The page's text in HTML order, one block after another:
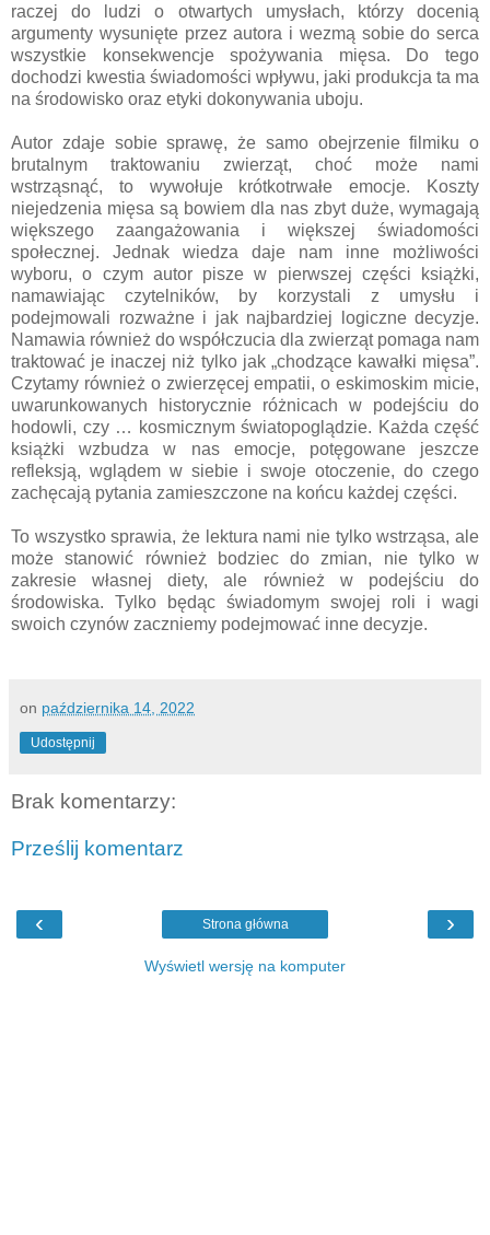
raczej do ludzi o otwartych umysłach, którzy docenią
argumenty wysunięte przez autora i wezmą sobie do serca
wszystkie konsekwencje spożywania mięsa. Do tego
dochodzi kwestia świadomości wpływu, jaki produkcja ta ma
na środowisko oraz etyki dokonywania uboju.
Autor zdaje sobie sprawę, że samo obejrzenie filmiku o
brutalnym traktowaniu zwierząt, choć może nami
wstrząsnąć, to wywołuje krótkotrwałe emocje. Koszty
niejedzenia mięsa są bowiem dla nas zbyt duże, wymagają
większego zaangażowania i większej świadomości
społecznej. Jednak wiedza daje nam inne możliwości
wyboru, o czym autor pisze w pierwszej części książki,
namawiając czytelników, by korzystali z umysłu i
podejmowali rozważne i jak najbardziej logiczne decyzje.
Namawia również do współczucia dla zwierząt pomaga nam
traktować je inaczej niż tylko jak „chodzące kawałki mięsa”.
Czytamy również o zwierzęcej empatii, o eskimoskim micie,
uwarunkowanych historycznie różnicach w podejściu do
hodowli, czy … kosmicznym światopoglądzie. Każda część
książki wzbudza w nas emocje, potęgowane jeszcze
refleksją, wglądem w siebie i swoje otoczenie, do czego
zachęcają pytania zamieszczone na końcu każdej części.
To wszystko sprawia, że lektura nami nie tylko wstrząsa, ale
może stanowić również bodziec do zmian, nie tylko w
zakresie własnej diety, ale również w podejściu do
środowiska. Tylko będąc świadomym swojej roli i wagi
swoich czynów zaczniemy podejmować inne decyzje.
on października 14, 2022
Udostępnij
Brak komentarzy:
Prześlij komentarz
‹ ›
Strona główna
Wyświetl wersję na komputer